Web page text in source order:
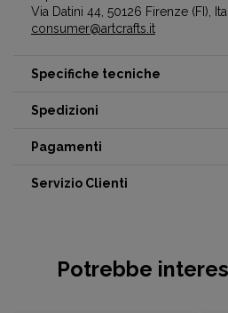
Via Datini 44, 50126 Firenze (FI),
consumer@artcrafts.it
Specifiche tecniche
Spedizioni
Pagamenti
Servizio Clienti
Potrebbe